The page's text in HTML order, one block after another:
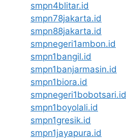
smpn4blitar.id
smpn78jakarta.id
smpn88jakarta.id
smpnegeri1ambon.id
smpn1bangil.id
smpn1banjarmasin.id
smpn1biora.id
smpnegeri1bobotsari.id
smpn1boyolali.id
smpn1gresik.id
smpn1jayapura.id